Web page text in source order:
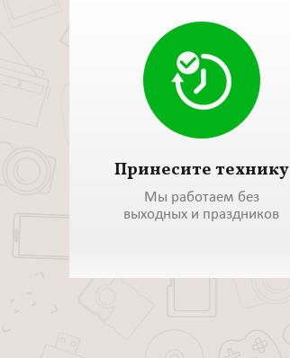
Принесите технику
Мы работаем без
выходных и праздников